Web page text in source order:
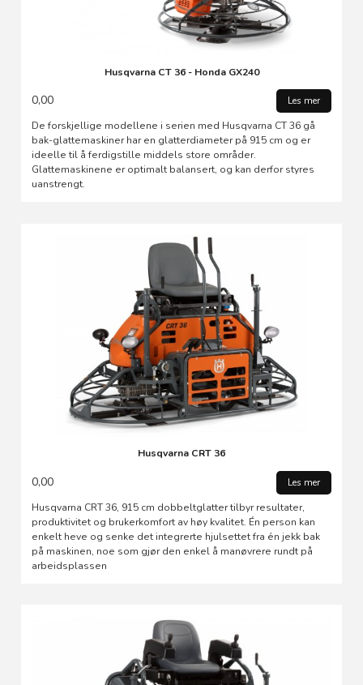
Husqvarna CT 36 - Honda GX240
0,00 Les mer
De forskjellige modellene i serien med Husqvarna CT 36 gå
bak-glattemaskiner har en glatterdiameter på 915 cm og er
ideelle til å ferdigstille middels store områder.
Glattemaskinene er optimalt balansert, og kan derfor styres
uanstrengt.
Husqvarna CRT 36
0,00 Les mer
Husqvarna CRT 36, 915 cm dobbeltglatter tilbyr resultater,
produktivitet og brukerkomfort av høy kvalitet. Én person kan
enkelt heve og senke det integrerte hjulsettet fra én jekk bak
på maskinen, noe som gjør den enkel å manøvrere rundt på
arbeidsplassen